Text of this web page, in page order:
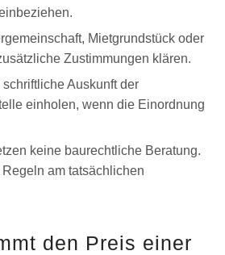
Mietgrundstück oder
Zustimmungen klären.
Auskunft der
einholen, wenn die Einordnung
keine baurechtliche Beratung.
am tatsächlichen
den Preis einer